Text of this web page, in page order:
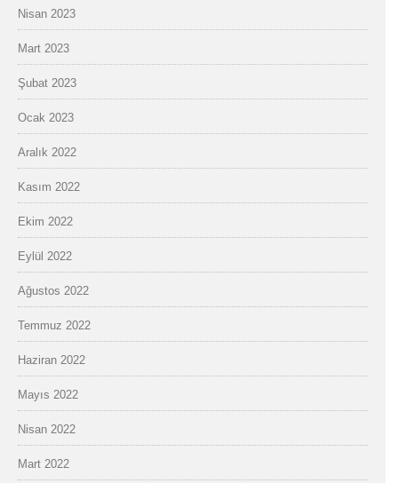
Nisan 2023
Mart 2023
Şubat 2023
Ocak 2023
Aralık 2022
Kasım 2022
Ekim 2022
Eylül 2022
Ağustos 2022
Temmuz 2022
Haziran 2022
Mayıs 2022
Nisan 2022
Mart 2022